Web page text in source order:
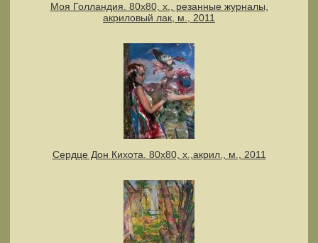
Моя Голландия. 80х80, х., резанные журналы,
акриловый лак, м., 2011
Сердце Дон Кихота. 80х80, х.,акрил., м., 2011